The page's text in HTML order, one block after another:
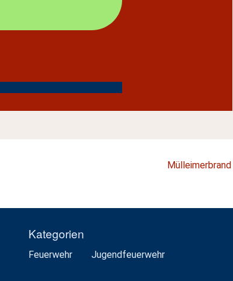
Mülleimerbrand
Kategorien
Feuerwehr Jugendfeuerwehr